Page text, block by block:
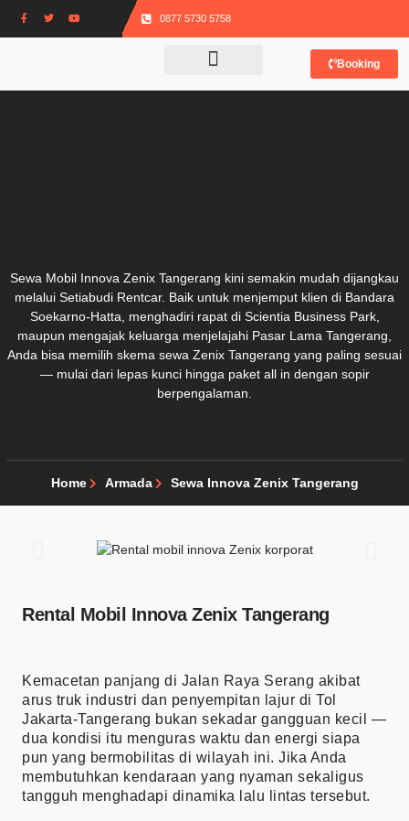
0877 5730 5758
Booking
Sewa Mobil Innova Zenix Tangerang kini semakin mudah dijangkau
melalui Setiabudi Rentcar. Baik untuk menjemput klien di Bandara
Soekarno-Hatta, menghadiri rapat di Scientia Business Park,
maupun mengajak keluarga menjelajahi Pasar Lama Tangerang,
Anda bisa memilih skema sewa Zenix Tangerang yang paling sesuai
— mulai dari lepas kunci hingga paket all in dengan sopir
berpengalaman.
Home Armada Sewa Innova Zenix Tangerang
Rental Mobil Innova Zenix Tangerang
Kemacetan panjang di Jalan Raya Serang akibat
arus truk industri dan penyempitan lajur di Tol
Jakarta-Tangerang bukan sekadar gangguan kecil —
dua kondisi itu menguras waktu dan energi siapa
pun yang bermobilitas di wilayah ini. Jika Anda
membutuhkan kendaraan yang nyaman sekaligus
tangguh menghadapi dinamika lalu lintas tersebut.